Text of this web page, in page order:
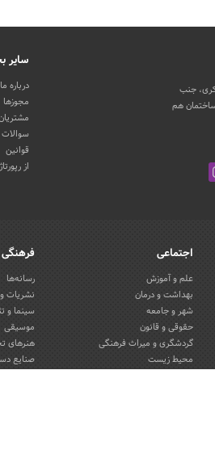
جنب
ساختمان هم
سایر
درباره ما
مجوزها
قوانین
از
اجتماعی
علم و آموزش
بهداشت و درمان
شهر و جامعه
حقوقی و قانون
گردشگری و میراث فرهنگی
محیط زیست
فرهنگی
رسانه‌ها
نشریات
سینما و
موسیقی
هنرهای
صنایع